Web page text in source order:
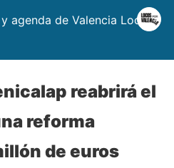
agenda de Valencia Locos
reabrirá el
reforma
de euros